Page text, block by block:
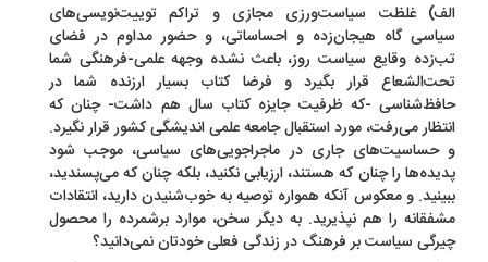
غلظت سیاست‌ورزی مجازی و تراکم توییت‌نویسی‌های
گاه هیجان‌زده و احساساتی، و حضور مداوم در فضای
وقایع سیاست روز، باعث نشده وجهه علمی-فرهنگی شما
قرار بگیرد و فرضا کتاب بسیار ارزنده شما در
-که ظرفیت جایزه کتاب سال هم داشت- چنان ‌که
می‌رفت، مورد استقبال جامعه علمی اندیشگی کشور قرار نگیرد.
جاری در ماجراجویی‌های سیاسی، موجب شود
را چنان‌ که هستند، ارزیابی نکنید، بلکه چنان‌ که می‌پسندید،
و معکوس آنکه همواره توصیه به خوب‌شنیدن دارید، انتقادات
را هم نپذیرید. به دیگر سخن، موارد برشمرده را محصول
سیاست بر فرهنگ در زندگی فعلی خودتان نمی‌دانید؟